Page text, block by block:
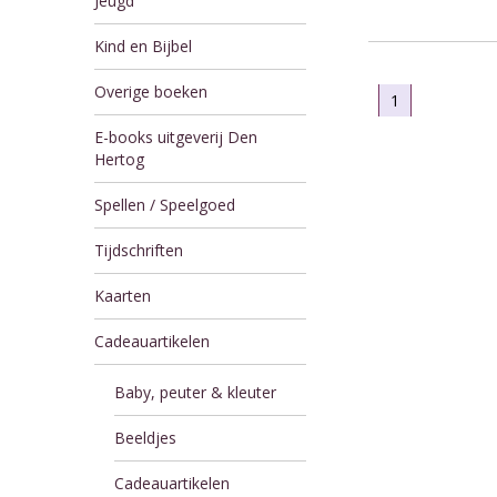
Kind en Bijbel
Overige boeken
E-books uitgeverij Den
Hertog
Spellen / Speelgoed
Tijdschriften
Kaarten
Cadeauartikelen
Baby, peuter & kleuter
Beeldjes
Cadeauartikelen
1